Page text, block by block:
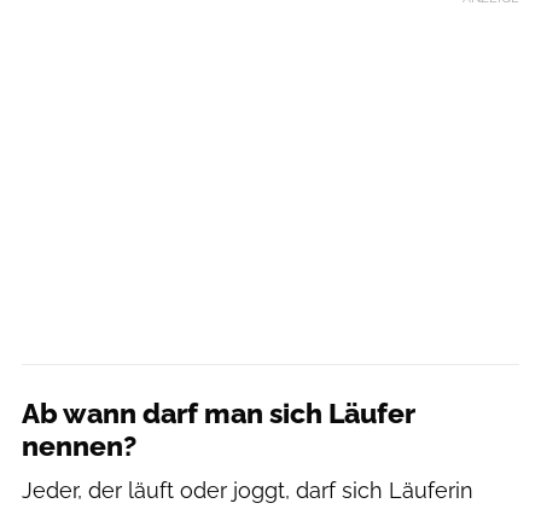
Ab wann darf man sich Läufer
nennen?
Jeder, der läuft oder joggt, darf sich Läuferin